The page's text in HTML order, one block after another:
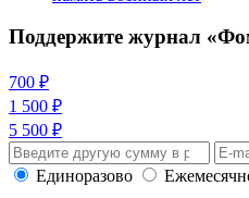
Поддержите журнал
700 ₽
1 500 ₽
5 500 ₽
Единоразово